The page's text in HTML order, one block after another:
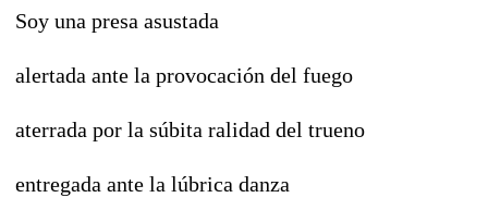
Soy una presa asustada
alertada ante la provocación del fuego
aterrada por la súbita ralidad del trueno
entregada ante la lúbrica danza